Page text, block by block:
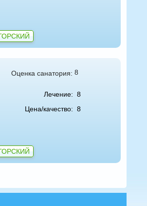
Оценка санатория: 8
Лечение: 8
Цена/качество: 8